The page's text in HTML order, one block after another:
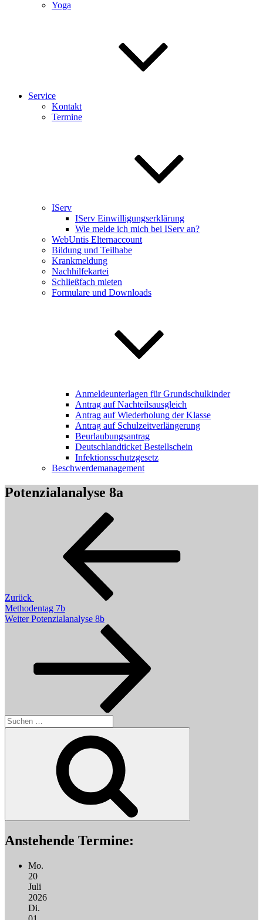
Yoga
Service
Kontakt
Termine
IServ
IServ Einwilligungserklärung
Wie melde ich mich bei IServ an?
WebUntis Elternaccount
Bildung und Teilhabe
Krankmeldung
Nachhilfekartei
Schließfach mieten
Formulare und Downloads
Anmeldeunterlagen für Grundschulkinder
Antrag auf Nachteilsausgleich
Antrag auf Wiederholung der Klasse
Antrag auf Schulzeitverlängerung
Beurlaubungsantrag
Deutschlandticket Bestellschein
Infektionsschutzgesetz
Beschwerdemanagement
Potenzialanalyse 8a
Beitragsnavigation
Zurück
Methodentag 7b
Nächster
Weiter Potenzialanalyse 8b
Suchen
nach:
Anstehende Termine:
Mo.
20
Juli
2026
Di.